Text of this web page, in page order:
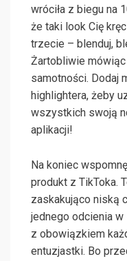
wróciła z biegu na
że taki look Cię
trzecie – blenduj,
Żartobliwie
samotności. Dodaj
highlightera, żeby
wszystkich swoją
aplikacji!
Na koniec
produkt z TikToka.
zaskakująco niską
jednego odcienia
z obowiązkiem
entuzjastki. Bo